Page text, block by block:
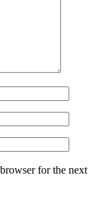
for the next